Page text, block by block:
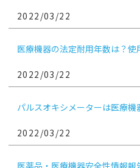
2022/03/22
医療機器の法定耐用年数は？使
2022/03/22
パルスオキシメーターは医療
2022/03/22
医薬品・医療機器安全性情報